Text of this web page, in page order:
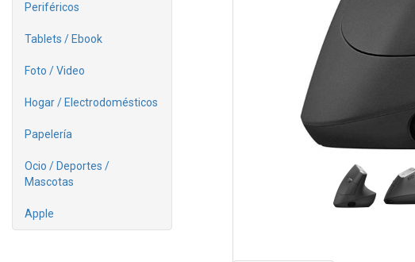
Periféricos
Tablets / Ebook
Foto / Video
Hogar / Electrodomésticos
Papelería
Ocio / Deportes /
Mascotas
Apple